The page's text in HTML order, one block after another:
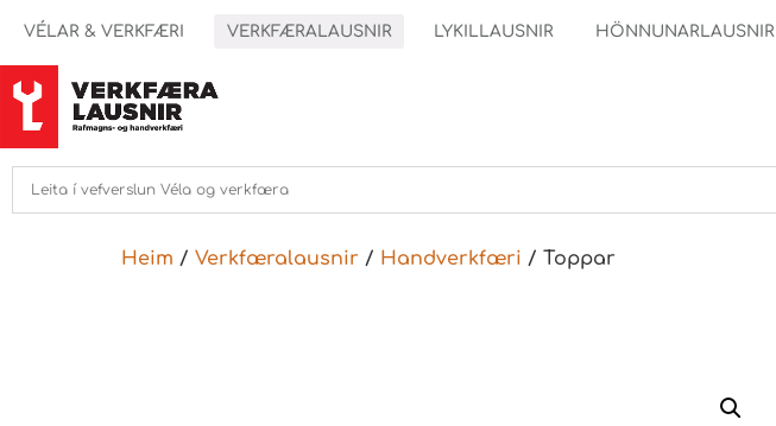
VÉLAR & VERKFÆRI VERKFÆRALAUSNIR LYKILLAUSNIR HÖNNUNARLAUSNIR
Heim / Verkfæralausnir / Handverkfæri / Toppar